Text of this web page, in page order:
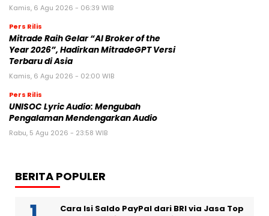
Kamis, 6 Agu 2026 - 06:39 WIB
Pers Rilis
Mitrade Raih Gelar “AI Broker of the
Year 2026”, Hadirkan MitradeGPT Versi
Terbaru di Asia
Kamis, 6 Agu 2026 - 02:00 WIB
Pers Rilis
UNISOC Lyric Audio: Mengubah
Pengalaman Mendengarkan Audio
Rabu, 5 Agu 2026 - 23:58 WIB
BERITA POPULER
Cara Isi Saldo PayPal dari BRI via Jasa Top